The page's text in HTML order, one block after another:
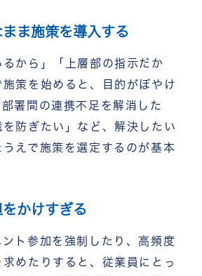
まま施策を導入する
るから」「上層部の指示だか
施策を始めると、目的がぼやけ
署間の連携不足を解消した
防ぎたい」など、解決したい
えで施策を選定するのが基本
かけすぎる
ト参加を強制したり、高頻度
めたりすると、従業員にとっ